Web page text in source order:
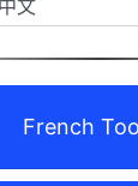
French